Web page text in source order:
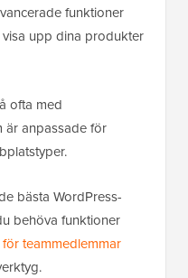
funktioner
upp dina produkter
ofta med
är anpassade för
bästa WordPress-
behöva funktioner
teammedlemmar